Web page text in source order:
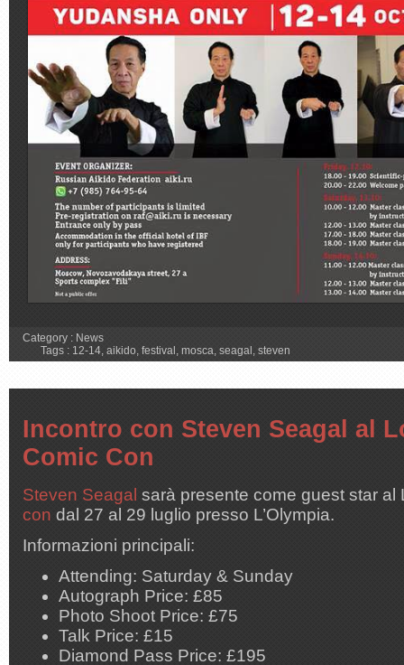
Category : News
Tags : 12-14, aikido, festival , mosca, seagal , steven
Incontro con Steven Seagal al
Comic Con
Steven Seagal sarà presente come guest star
con dal 27 al 29 luglio presso L’Olympia.
Informazioni principali:
Attending: Saturday & Sunday
Autograph Price: £85
Photo Shoot Price: £75
Talk Price: £15
Diamond Pass Price: £195